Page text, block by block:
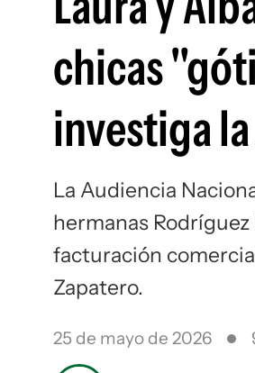
chicas
investiga
La Audiencia
hermanas
facturación
Zapatero.
25 de mayo de 2026